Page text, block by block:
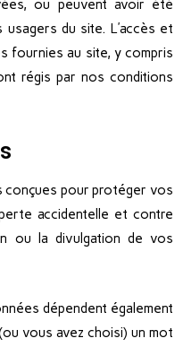
ou peuvent avoir été
du site. L’accès et
fournies au site, y compris
régis par nos conditions
conçues pour protéger vos
accidentelle et contre
ou la divulgation de vos
dépendent également
vous avez choisi) un mot